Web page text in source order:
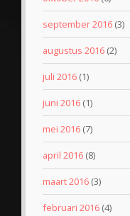
september 2016 (3)
augustus 2016 (2)
juli 2016 (1)
juni 2016 (1)
mei 2016 (7)
april 2016 (8)
maart 2016 (3)
februari 2016 (4)